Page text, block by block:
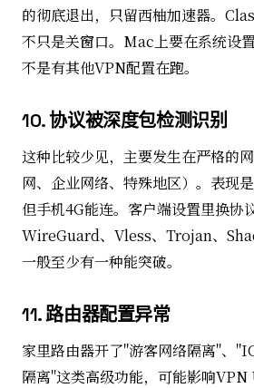
的彻底退出，只留西柚加速器。
不只是关窗口。Mac上要在系统设
不是有其他VPN配置在跑。
10. 协议被深度包检测识别
这种比较少见，主要发生在严格的
网、企业网络、特殊地区）。表现
但手机4G能连。客户端设置里换协
WireGuard、Vless、Trojan、
一般至少有一种能突破。
11. 路由器配置异常
家里路由器开了"游客网络隔离"、
隔离"这类高级功能，可能影响